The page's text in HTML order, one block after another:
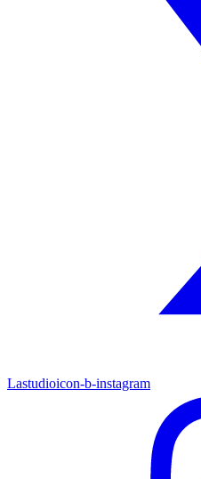
Lastudioicon-b-instagram